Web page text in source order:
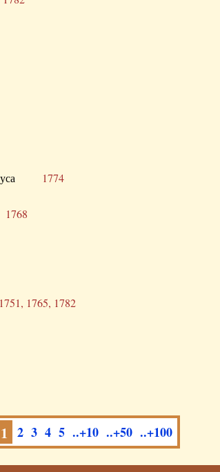
1774
1768
1751, 1765, 1782
1 2 3 4 5 ..+10 ..+50 ..+100